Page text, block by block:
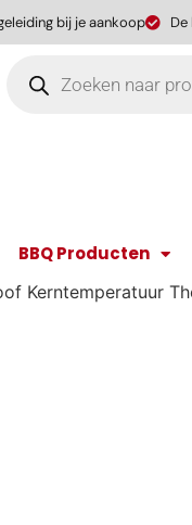
bij je aankoop
BBQ Producten
Kerntemperatuur